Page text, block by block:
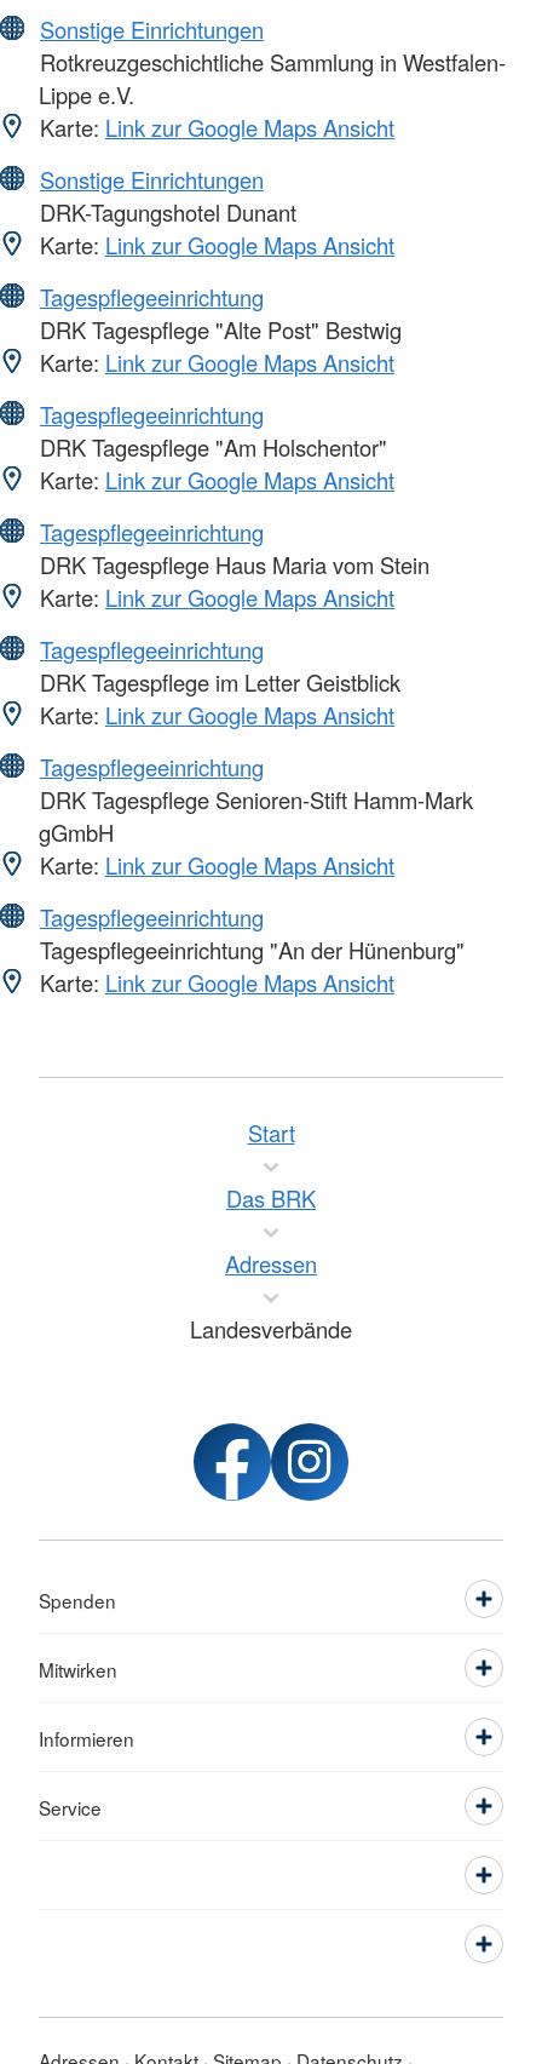
Sonstige Einrichtungen
Rotkreuzgeschichtliche Sammlung in Westfalen-
Lippe e.V.
Karte: Link zur Google Maps Ansicht
Sonstige Einrichtungen
DRK-Tagungshotel Dunant
Karte: Link zur Google Maps Ansicht
Tagespflegeeinrichtung
DRK Tagespflege "Alte Post" Bestwig
Karte: Link zur Google Maps Ansicht
Tagespflegeeinrichtung
DRK Tagespflege "Am Holschentor"
Karte: Link zur Google Maps Ansicht
Tagespflegeeinrichtung
DRK Tagespflege Haus Maria vom Stein
Karte: Link zur Google Maps Ansicht
Tagespflegeeinrichtung
DRK Tagespflege im Letter Geistblick
Karte: Link zur Google Maps Ansicht
Tagespflegeeinrichtung
DRK Tagespflege Senioren-Stift Hamm-Mark
gGmbH
Karte: Link zur Google Maps Ansicht
Tagespflegeeinrichtung
Tagespflegeeinrichtung "An der Hünenburg"
Karte: Link zur Google Maps Ansicht
Start
Das BRK
Adressen
Landesverbände
Spenden
Mitwirken
Informieren
Service